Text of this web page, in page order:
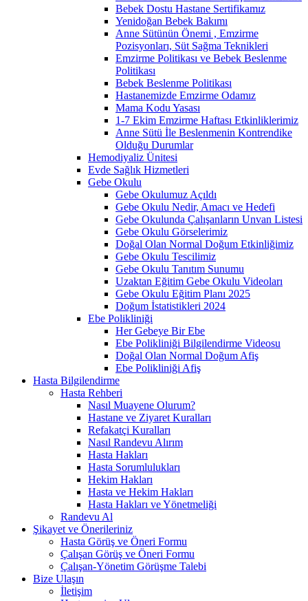
Bebek Dostu Hastane Sertifikamız
Yenidoğan Bebek Bakımı
Anne Sütünün Önemi , Emzirme
Pozisyonları, Süt Sağma Teknikleri
Emzirme Politikası ve Bebek Beslenme
Politikası
Bebek Beslenme Politikası
Hastanemizde Emzirme Odamız
Mama Kodu Yasası
1-7 Ekim Emzirme Haftası Etkinliklerimiz
Anne Sütü İle Beslenmenin Kontrendike
Olduğu Durumlar
Hemodiyaliz Ünitesi
Evde Sağlık Hizmetleri
Gebe Okulu
Gebe Okulumuz Açıldı
Gebe Okulu Nedir, Amacı ve Hedefi
Gebe Okulunda Çalışanların Unvan Listesi
Gebe Okulu Görselerimiz
Doğal Olan Normal Doğum Etkinliğimiz
Gebe Okulu Tescilimiz
Gebe Okulu Tanıtım Sunumu
Uzaktan Eğitim Gebe Okulu Videoları
Gebe Okulu Eğitim Planı 2025
Doğum İstatistikleri 2024
Ebe Polikliniği
Her Gebeye Bir Ebe
Ebe Polikliniği Bilgilendirme Videosu
Doğal Olan Normal Doğum Afiş
Ebe Polikliniği Afiş
Hasta Bilgilendirme
Hasta Rehberi
Nasıl Muayene Olurum?
Hastane ve Ziyaret Kuralları
Refakatçi Kuralları
Nasıl Randevu Alırım
Hasta Hakları
Hasta Sorumlulukları
Hekim Hakları
Hasta ve Hekim Hakları
Hasta Hakları ve Yönetmeliği
Randevu Al
Şikayet ve Önerileriniz
Hasta Görüş ve Öneri Formu
Çalışan Görüş ve Öneri Formu
Çalışan-Yönetim Görüşme Talebi
Bize Ulaşın
İletişim